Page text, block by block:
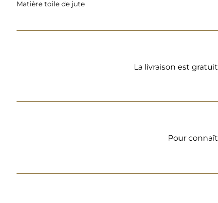
Matière toile de jute
La livraison est
Pour